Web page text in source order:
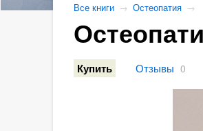
Все книги → Остеопатия →
Купить Отзывы 0